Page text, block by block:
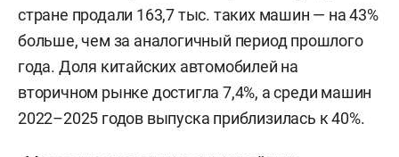
стране продали 163,7 тыс. таких машин — на 43%
больше, чем за аналогичный период прошлого
года. Доля китайских автомобилей на
вторичном рынке достигла 7,4%, а среди машин
2022–2025 годов выпуска приблизилась к 40%.